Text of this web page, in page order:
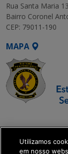
Rua Santa Maria
Bairro Coronel
CEP: 79011-190
MAPA
Executiva de
Utilizamos
em nosso